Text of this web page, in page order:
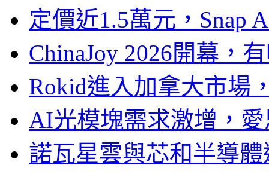
定價近1.5萬元，Snap
ChinaJoy 2026開幕，
Rokid進入加拿大市場
AI光模塊需求激增，
諾瓦星雲與芯和半導